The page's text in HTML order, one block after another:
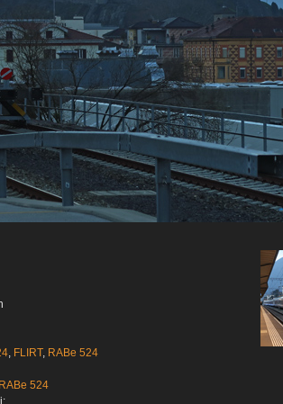
, FLIRT, RABe 524
524